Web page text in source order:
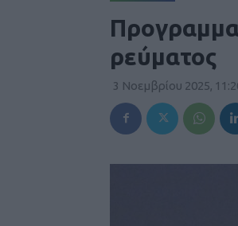
ρεύματος
3 Νοεμβρίου 2025,